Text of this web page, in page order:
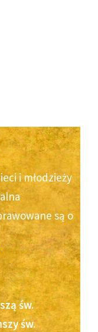
i młodzieży
są o
św.
św.